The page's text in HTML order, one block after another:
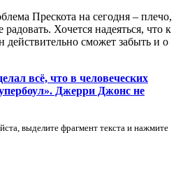
Прескота на сегодня – плечо,
Хочется надеяться, что к
действительно сможет забыть и о
всё, что в человеческих
Джерри Джонс не
выделите фрагмент текста и нажмите